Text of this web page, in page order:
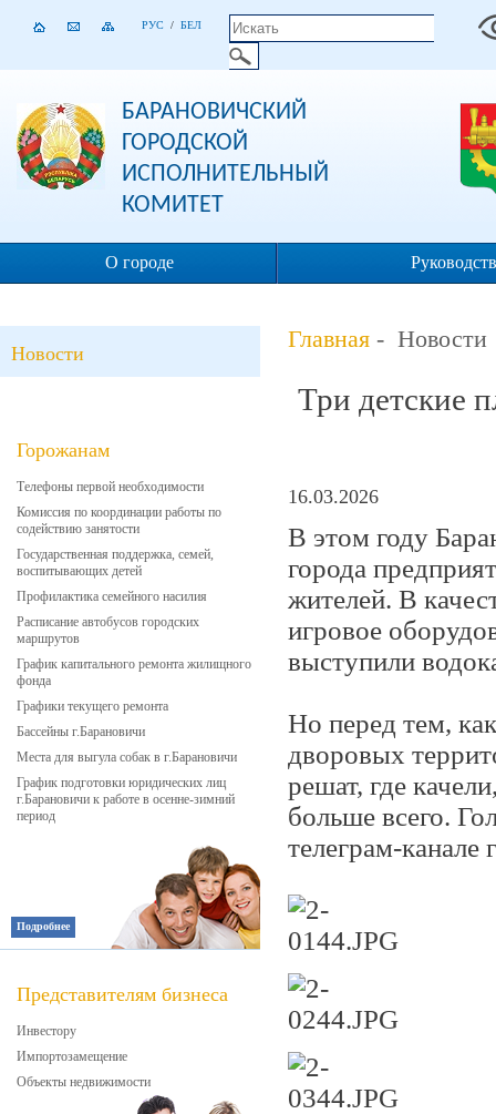
РУС / БЕЛ
БАРАНОВИЧСКИЙ
ГОРОДСКОЙ
ИСПОЛНИТЕЛЬНЫЙ
КОМИТЕТ
О городе
Новости
Горожанам
Телефоны первой необходимости
Комиссия по координации работы по
содействию занятости
Государственная поддержка, семей,
воспитывающих детей
Профилактика семейного насилия
Расписание автобусов городских
маршрутов
График капитального ремонта жилищного
фонда
Графики текущего ремонта
Бассейны г.Барановичи
Места для выгула собак в г.Барановичи
График подготовки юридических лиц
г.Барановичи к работе в осенне-зимний
период
Подробнее
Представителям бизнеса
Инвестору
Импортозамещение
Объекты недвижимости
Главная - Новости
Три детские
16.03.2026
В этом году
города
жителей. В
игровое
выступили
Но перед тем,
дворовых
решат, где
больше всего.
телеграм-канале